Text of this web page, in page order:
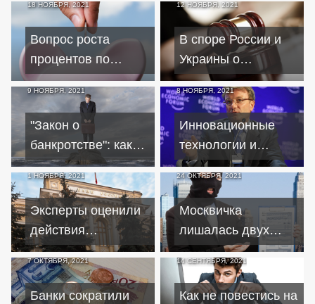
18 НОЯБРЯ, 2021
Вопрос роста
процентов по
депозитам решат в
Госдуме
12 НОЯБРЯ, 2021
В споре России и
Украины о
трехмиллиардном
долге точка не
поставлена
9 НОЯБРЯ, 2021
"Закон о
банкротстве": какие
нужно внести
изменения в закон
8 НОЯБРЯ, 2021
Инновационные
технологии и
корпоративные
криптовалюты
1 НОЯБРЯ, 2021
Эксперты оценили
действия
Центробанка по
повышению
ключевой ставки
24 ОКТЯБРЯ, 2021
Москвичка
лишалась двух
квартир, "продав"
жилье
злоумышленникам
7 ОКТЯБРЯ, 2021
Банки сократили
14 СЕНТЯБРЯ, 2021
Как не повестись на